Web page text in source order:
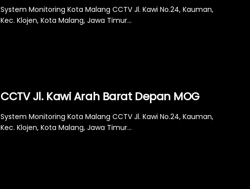
System Monitoring Kota Malang CCTV Jl. Kawi No.24, Kauman,
Kec. Klojen, Kota Malang, Jawa Timur...
CCTV Jl. Kawi Arah Barat Depan MOG
System Monitoring Kota Malang CCTV Jl. Kawi No.24, Kauman,
Kec. Klojen, Kota Malang, Jawa Timur...